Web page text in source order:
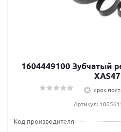
1604449100 Зубчатый
XAS47
срок
Артикул:
Код производителя